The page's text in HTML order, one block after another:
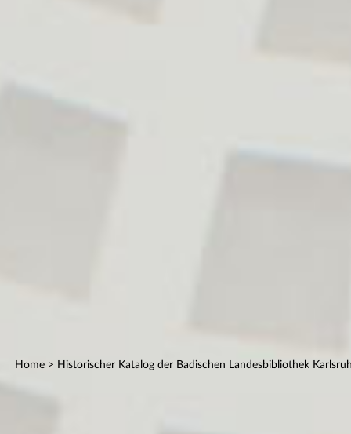
Home > Historischer Katalog der Badischen Landesbibliothek